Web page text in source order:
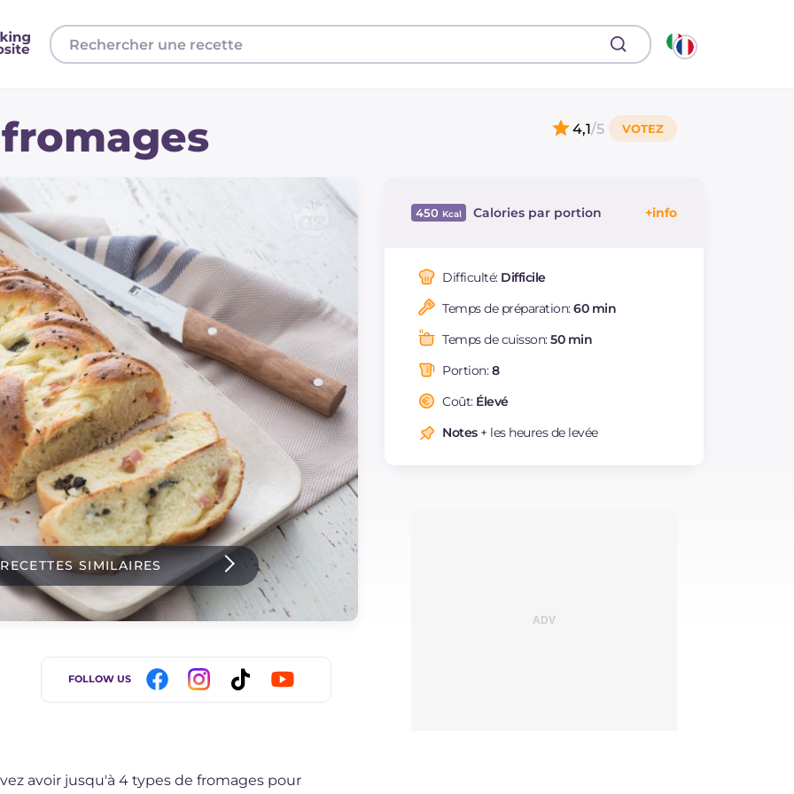
4,1/5
SIMILAIRES
FOLLOW US
450 Calories par portion
Dont sucres
Protéine g
Graisses
saturés
Fibre
Cholestérol
Sodium mg
Difficulté: Difficile
Temps de préparation:60 min
Temps de cuisson:50 min
Portion:8
Coût: Élevé
Notes+ les heures de levée
avoir jusqu'à 4 types de fromages pour